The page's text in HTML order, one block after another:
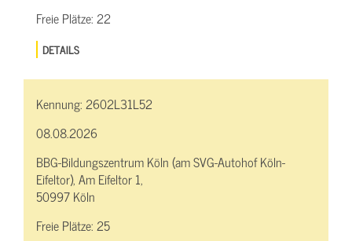
Freie Plätze:22
DETAILS
Kennung:2602L31L52
08.08.2026
BBG-Bildungszentrum Köln (am SVG-Autohof Köln-
Eifeltor), Am Eifeltor 1,
50997 Köln
Freie Plätze:25